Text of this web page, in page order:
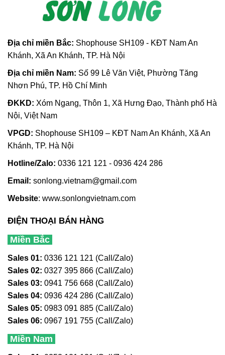
Địa chỉ miền Bắc: Shophouse SH109 - KĐT Nam An
Khánh, Xã An Khánh, TP. Hà Nội
Địa chỉ miền Nam: Số 99 Lê Văn Việt, Phường Tăng
Nhơn Phú, TP. Hồ Chí Minh
ĐKKD: Xóm Ngang, Thôn 1, Xã Hưng Đạo, Thành phố Hà
Nội, Việt Nam
VPGD: Shophouse SH109 – KĐT Nam An Khánh, Xã An
Khánh, TP. Hà Nội
Hotline/Zalo: 0336 121 121 - 0936 424 286
Email: sonlong.vietnam@gmail.com
Website: www.sonlongvietnam.com
ĐIỆN THOẠI BÁN HÀNG
Miền Bắc
Sales 01: 0336 121 121 (Call/Zalo)
Sales 02: 0327 395 866 (Call/Zalo)
Sales 03: 0941 756 668 (Call/Zalo)
Sales 04: 0936 424 286 (Call/Zalo)
Sales 05: 0983 091 885 (Call/Zalo)
Sales 06: 0967 191 755 (Call/Zalo)
Miền Nam